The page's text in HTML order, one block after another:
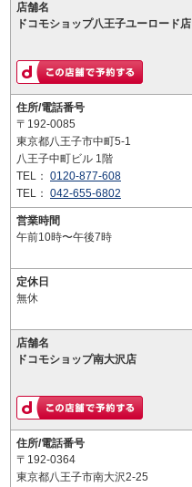
店舗名
ドコモショップ八王子ユーロード店
住所/電話番号
〒192-0085
東京都八王子市中町5-1
八王子中町ビル 1階
TEL： 0120-877-608
TEL： 042-655-6802
営業時間
午前10時〜午後7時
定休日
無休
店舗名
ドコモショップ南大沢店
住所/電話番号
〒192-0364
東京都八王子市南大沢2-25